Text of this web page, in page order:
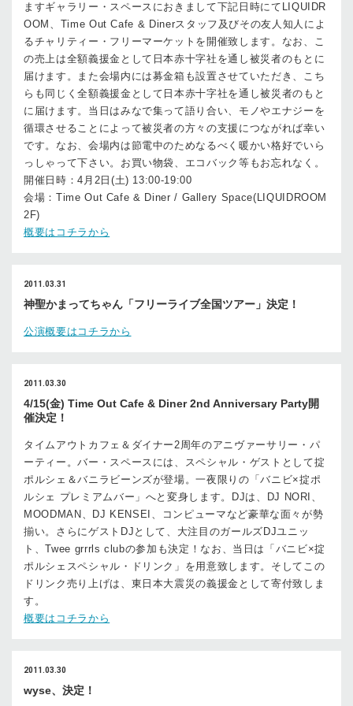
ますギャラリー・スペースにおきまして下記日時にてLIQUIDR
OOM、Time Out Cafe & Dinerスタッフ及びその友人知人によ
るチャリティー・フリーマーケットを開催致します。なお、こ
の売上は全額義援金として日本赤十字社を通し被災者のもとに
届けます。また会場内には募金箱も設置させていただき、こち
らも同じく全額義援金として日本赤十字社を通し被災者のもと
に届けます。当日はみなで集って語り合い、モノやエナジーを
循環させることによって被災者の方々の支援につながれば幸い
です。なお、会場内は節電中のためなるべく暖かい格好でいら
っしゃって下さい。お買い物袋、エコバック等もお忘れなく。
開催日時：4月2日(土) 13:00-19:00
会場：Time Out Cafe & Diner / Gallery Space(LIQUIDROOM
2F)
概要はコチラから
2011.03.31
神聖かまってちゃん「フリーライブ全国ツアー」決定！
公演概要はコチラから
2011.03.30
4/15(金) Time Out Cafe & Diner 2nd Anniversary Party開
催決定！
タイムアウトカフェ＆ダイナー2周年のアニヴァーサリー・パ
ーティー。バー・スペースには、スペシャル・ゲストとして掟
ポルシェ＆バニラビーンズが登場。一夜限りの「バニビ×掟ポ
ルシェ プレミアムバー」へと変身します。DJは、DJ NORI、
MOODMAN、DJ KENSEI、コンピューマなど豪華な面々が勢
揃い。さらにゲストDJとして、大注目のガールズDJユニッ
ト、Twee grrrls clubの参加も決定！なお、当日は「バニビ×掟
ポルシェスペシャル・ドリンク」を用意致します。そしてこの
ドリンク売り上げは、東日本大震災の義援金として寄付致しま
す。
概要はコチラから
2011.03.30
wyse、決定！